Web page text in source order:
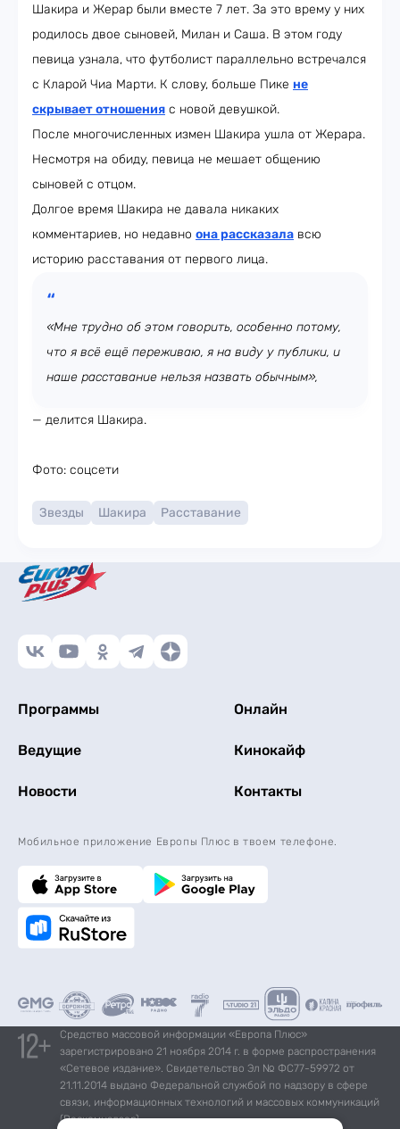
Шакира и Жерар были вместе 7 лет. За это врему у них
родилось двое сыновей, Милан и Саша. В этом году
певица узнала, что футболист параллельно встречался
с Кларой Чиа Марти. К слову, больше Пике не
скрывает отношения с новой девушкой.
После многочисленных измен Шакира ушла от Жерара.
Несмотря на обиду, певица не мешает общению
сыновей с отцом.
Долгое время Шакира не давала никаких
комментариев, но недавно она рассказала всю
историю расставания от первого лица.
«Мне трудно об этом говорить, особенно потому,
что я всё ещё переживаю, я на виду у публики, и
наше расставание нельзя назвать обычным»,
— делится Шакира.
Фото: соцсети
Звезды Шакира Расставание
Программы Онлайн
Ведущие Кинокайф
Новости Контакты
Мобильное приложение Европы Плюс в твоем телефоне.
Средство массовой информации «Европа Плюс»
зарегистрировано 21 ноября 2014 г. в форме распространения
«Сетевое издание». Свидетельство Эл № ФС77-59972 от
21.11.2014 выдано Федеральной службой по надзору в сфере
связи, информационных технологий и массовых коммуникаций
(Роскомнадзор).